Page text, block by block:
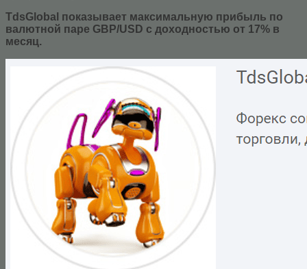
TdsGlobal показывает максимальную прибыль по
валютной паре GBP/USD с доходностью от 17% в
месяц.